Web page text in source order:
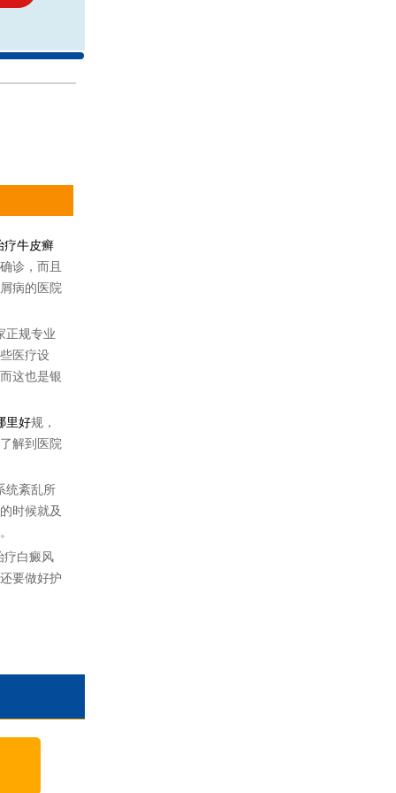
疗牛皮癣
诊，而且
病的医院
正规专业
医疗设
这也是银
里好规，
解到医院
统紊乱所
时候就及
白癜风
要做好护